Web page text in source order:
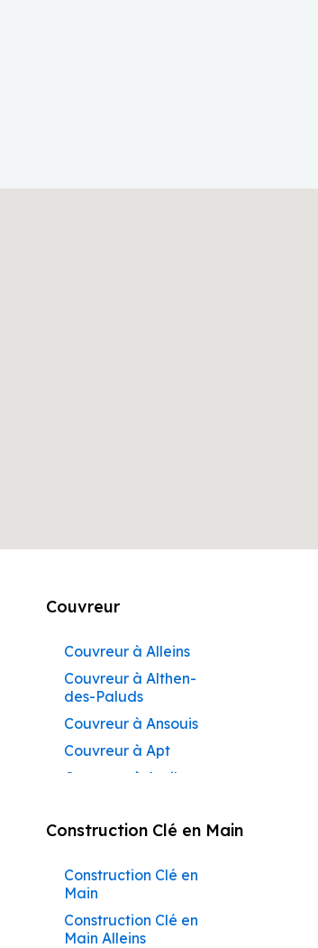
Couvreur
Couvreur à Alleins
Couvreur à Althen-
des-Paluds
Couvreur à Ansouis
Couvreur à Apt
Couvreur à Auribeau
Couvreur à Avignon
Barbentane
Couvreur à
Beaumettes
Construction Clé en Main
Construction Clé en
Main
Construction Clé en
Main Alleins